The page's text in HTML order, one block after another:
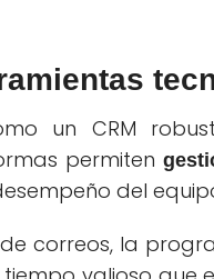
un CRM
permiten
del
correos, la